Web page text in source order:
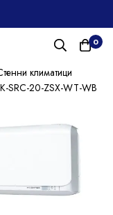
0
климатици
SRC-20-ZSX-WT-WB